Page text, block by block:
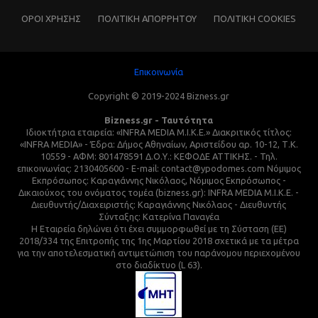
ΌΡΟΙ ΧΡΗΣΗΣ ΠΟΛΙΤΙΚΗ ΑΠΟΡΡΗΤΟΥ ΠΟΛΙΤΙΚΗ COOKIES
Επικοινωνία
Copyright © 2019-2024 Bizness.gr
Bizness.gr - Ταυτότητα
Ιδιοκτήτρια εταιρεία: «INFRA MEDIA M.I.K.E.» Διακριτικός τίτλος:
«INFRA MEDIA» - Έδρα: Δήμος Αθηναίων, Αριστείδου αρ. 10-12, Τ.Κ.
10559 - ΑΦΜ: 801478591 Δ.Ο.Υ.: ΚΕΦΟΔΕ ΑΤΤΙΚΗΣ. - Τηλ.
επικοινωνίας: 2130405600 - E-mail: contact@ypodomes.com Νόμιμος
Εκπρόσωπος: Καραγιάννης Νικόλαος, Νόμιμος Εκπρόσωπος -
Δικαιούχος του ονόματος τομέα (bizness.gr): INFRA MEDIA M.I.K.E. -
Διευθυντής/Διαχειριστής: Καραγιάννης Νικόλαος - Διευθυντής
Σύνταξης: Κατερίνα Παναγέα
Η Εταιρεία δηλώνει ότι έχει συμμορφωθεί με τη Σύσταση (ΕΕ)
2018/334 της Επιτροπής της 1ης Μαρτίου 2018 σχετικά με τα μέτρα
για την αποτελεσματική αντιμετώπιση του παράνομου περιεχομένου
στο διαδίκτυο (L 63).